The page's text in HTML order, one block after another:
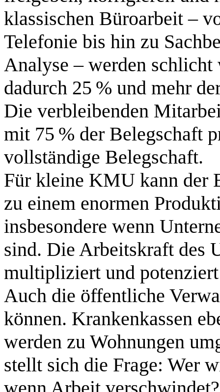
klassischen Büroarbeit –
Telefonie bis hin zu
Analyse – werden
dadurch 25 % und mehr
Die verbleibenden
mit 75 % der Belegschaft
vollständige Belegschaft.
Für kleine KMU kann der
zu einem enormen
insbesondere wenn
sind. Die Arbeitskraft des
multipliziert und
Auch die öffentliche
können. Krankenkassen
werden zu Wohnungen
stellt sich die Frage: Wer